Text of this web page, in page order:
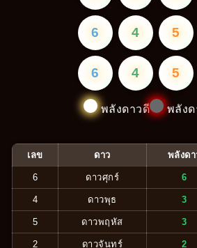
6 4 5
6 4 5
พลังดาวดี พลังด
เลข ดาว พลังดา
6 ดาวศุกร์ 6
4 ดาวพุธ 3
5 ดาวพฤหัส 3
2 ดาวจันทร์ 2